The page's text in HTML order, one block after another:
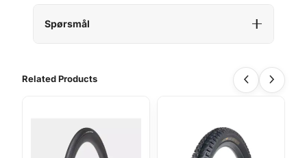
Spørsmål
Related Products